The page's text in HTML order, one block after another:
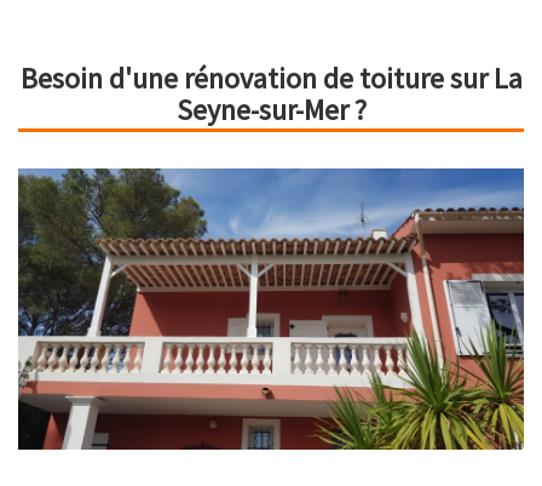
Besoin d'une rénovation de toiture sur La
Seyne-sur-Mer ?